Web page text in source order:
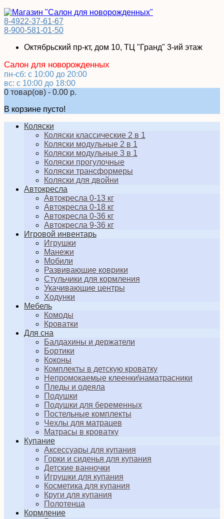
8-4922-37-61-67
8-900-581-01-50
Октябрьский пр-кт, дом 10, ТЦ "Гранд" 3-ий этаж
Салон для новорожденных
пн-сб: с 10:00 до 20:00
вс: с 10:00 до 18:00
0 товар(ов) - 0.00 р.
В корзине пусто!
Коляски
Коляски классические 2 в 1
Коляски модульные 2 в 1
Коляски модульные 3 в 1
Коляски прогулочные
Коляски трансформеры
Коляски для двойни
Автокресла
Автокресла 0-13 кг
Автокресла 0-18 кг
Автокресла 0-36 кг
Автокресла 9-36 кг
Игровой инвентарь
Игрушки
Манежи
Мобили
Развивающие коврики
Стульчики для кормления
Укачивающие центры
Ходунки
Мебель
Комоды
Кроватки
Для сна
Балдахины и держатели
Бортики
Коконы
Комплекты в детскую кроватку
Непромокаемые клеенки\наматрасники
Пледы и одеяла
Подушки
Подушки для беременных
Постельные комплекты
Чехлы для матрацев
Матрасы в кроватку
Купание
Аксессуары для купания
Горки и сиденья для купания
Детские ванночки
Игрушки для купания
Косметика для купания
Круги для купания
Полотенца
Кормление